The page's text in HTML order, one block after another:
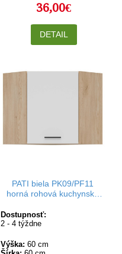
36,00€
DETAIL
PATI biela PK09/PF11
horná rohová kuchynská
Dostupnosť:
2 - 4 týždne
Výška: 60 cm